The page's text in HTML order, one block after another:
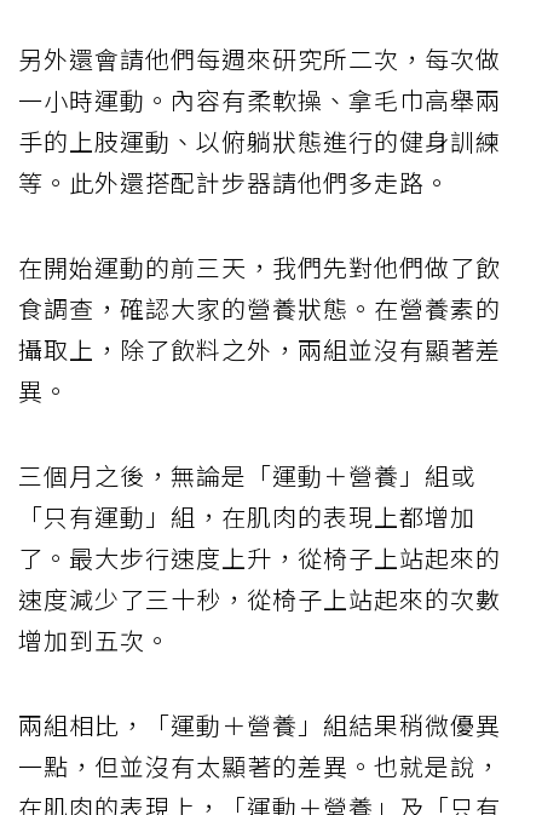
另外還會請他們每週來研究所二次，每次做
一小時運動。內容有柔軟操、拿毛巾高舉兩
手的上肢運動、以俯躺狀態進行的健身訓練
等。此外還搭配計步器請他們多走路。
在開始運動的前三天，我們先對他們做了飲
食調查，確認大家的營養狀態。在營養素的
攝取上，除了飲料之外，兩組並沒有顯著差
異。
三個月之後，無論是「運動＋營養」組或
「只有運動」組，在肌肉的表現上都增加
了。最大步行速度上升，從椅子上站起來的
速度減少了三十秒，從椅子上站起來的次數
增加到五次。
兩組相比，「運動＋營養」組結果稍微優異
一點，但並沒有太顯著的差異。也就是說，
在肌肉的表現上，「運動＋營養」及「只有